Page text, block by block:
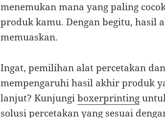
menemukan mana yang paling
produk kamu. Dengan begitu, hasil
memuaskan.
Ingat, pemilihan alat percetakan
mempengaruhi hasil akhir produk
lanjut? Kunjungiboxerprinting
solusi percetakan yang sesuai